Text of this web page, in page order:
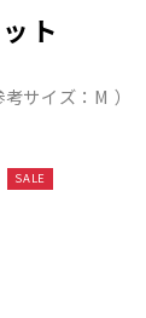
ト
サイズ：M ）
SALE